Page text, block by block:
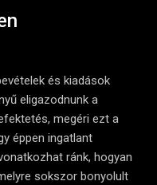
és kiadások
eligazodnunk a
megéri ezt a
éppen ingatlant
ránk, hogyan
sokszor bonyolult